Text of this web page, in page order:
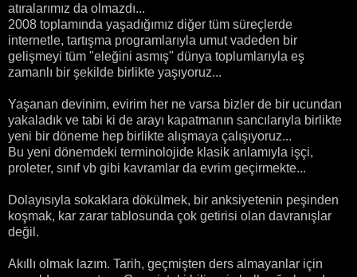
atıralarımız da olmazdı...
2008 toplamında yaşadığımız diğer tüm süreçlerde
internetle, tartışma programlarıyla umut vadeden bir
gelişmeyi tüm "eleğini asmış" dünya toplumlarıyla eş
zamanlı bir şekilde birlikte yaşıyoruz...
Yaşanan devinim, evirim her ne varsa bizler de bir ucundan
yakaladık ve tabi ki de arayı kapatmanın sancılarıyla birlikte
yeni bir döneme hep birlikte alışmaya çalışıyoruz...
Bu yeni dönemdeki terminolojide klasik anlamıyla işçi,
proleter, sınıf vb gibi kavramlar da evrim geçirmekte...
Dolayısıyla sokaklara dökülmek, bir anksiyetenin peşinden
koşmak, kar zarar tablosunda çok getirisi olan davranışlar
değil.
Akıllı olmak lazım. Tarih, geçmişten ders almayanlar için